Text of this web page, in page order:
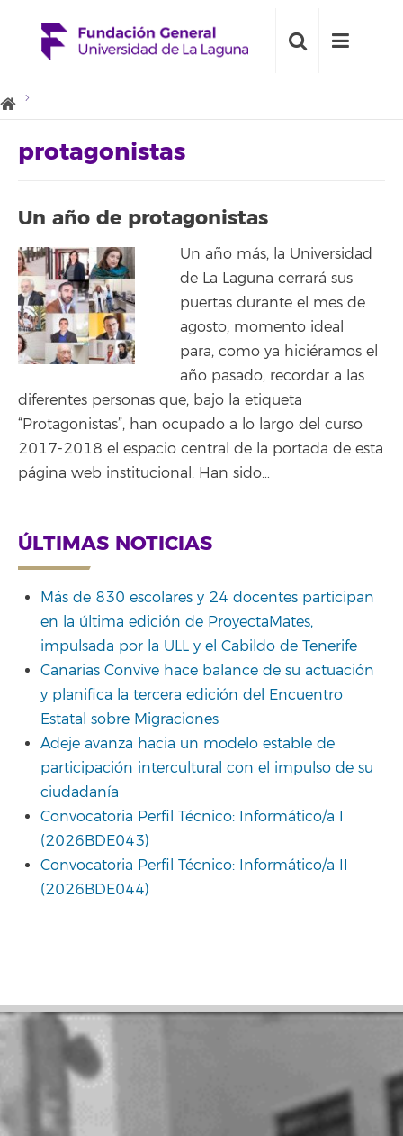
protagonistas
Un año de protagonistas
Un año más, la Universidad
de La Laguna cerrará sus
puertas durante el mes de
agosto, momento ideal
para, como ya hiciéramos el
año pasado, recordar a las
diferentes personas que, bajo la etiqueta
“Protagonistas”, han ocupado a lo largo del curso
2017-2018 el espacio central de la portada de esta
página web institucional. Han sido…
ÚLTIMAS NOTICIAS
Más de 830 escolares y 24 docentes participan
en la última edición de ProyectaMates,
impulsada por la ULL y el Cabildo de Tenerife
Canarias Convive hace balance de su actuación
y planifica la tercera edición del Encuentro
Estatal sobre Migraciones
Adeje avanza hacia un modelo estable de
participación intercultural con el impulso de su
ciudadanía
Convocatoria Perfil Técnico: Informático/a I
(2026BDE043)
Convocatoria Perfil Técnico: Informático/a II
(2026BDE044)